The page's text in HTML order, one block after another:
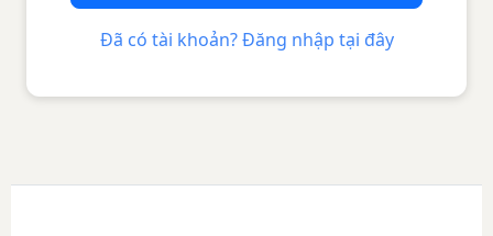
Đã có tài khoản? Đăng nhập tại đây